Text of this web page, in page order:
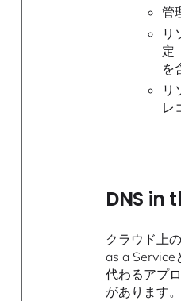
管
リ
定
を
リ
レ
DNS in
クラウド上
as a Service
代わるアプ
があります。